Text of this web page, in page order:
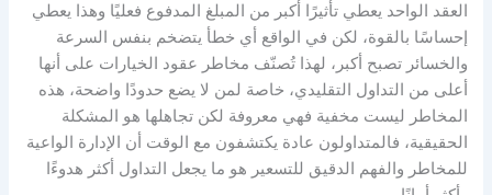
العقد الواحد يعطي تأثيرًا أكبر من المبلغ المدفوع فعليًا وهذا يعطي
إحساسًا بالقوة، لكن في الواقع أي خطأ يتضخم بنفس السرعة
والخسائر تصبح أكبر، لهذا تُصنّف مخاطر عقود الخيارات على أنها
أعلى من التداول التقليدي، خاصة لمن لا يضع حدودًا واضحة، هذه
المخاطر ليست مخفية فهي معروفة لكن تجاهلها هو المشكلة
الحقيقية، فالمتداولون عادة يكتشفون مع الوقت أن الإدارة الواعية
للمخاطر والفهم الدقيق للتسعير هو ما يجعل التداول أكثر هدوءًا